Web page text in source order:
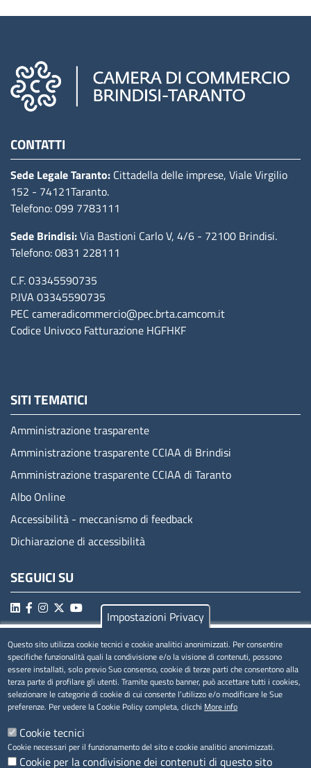
CONTATTI
Sede Legale Taranto: Cittadella delle imprese, Viale Virgilio
152 - 74121Taranto.
Telefono: 099 7783111
Sede Brindisi:Via Bastioni Carlo V, 4/6 - 72100 Brindisi.
Telefono: 0831 228111
C.F. 03345590735
P.IVA 03345590735
PEC cameradicommercio@pec.brta.camcom.it
Codice Univoco Fatturazione HGFHKF
SITI TEMATICI
Amministrazione trasparente
Amministrazione trasparente CCIAA di Brindisi
Amministrazione trasparente CCIAA di Taranto
Albo Online
Accessibilità - meccanismo di feedback
Dichiarazione di accessibilità
SEGUICI SU
MENÚ PRIVACY
Privacy
Cookie
Note legali
Impostazioni Privacy
Questo sito utilizza cookie tecnici e cookie analitici anonimizzati. Per consentire
specifiche funzionalità quali la condivisione e/o la visione di contenuti, possono
essere installati, solo previo Suo consenso, cookie di terze parti che consentono alla
terza parte di profilare gli utenti. Tramite questo banner, può accettare tutti i cookies,
selezionare le categorie di cookie di cui consente l’utilizzo e/o modificare le Sue
preferenze. Per vedere la Cookie Policy completa, clicchi More info
Cookie tecnici
Cookie necessari per il funzionamento del sito e cookie analitici anonimizzati.
Cookie per la condivisione dei contenuti di questo sito